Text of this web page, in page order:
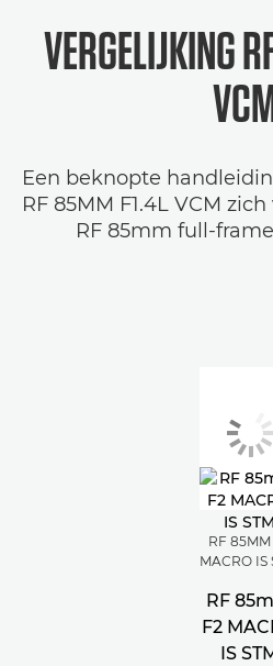
VERGELIJKING
Een beknopte
RF 85MM F1.4L VCM
RF 85mm full-
RF
MACRO IS
RF
F2
IS